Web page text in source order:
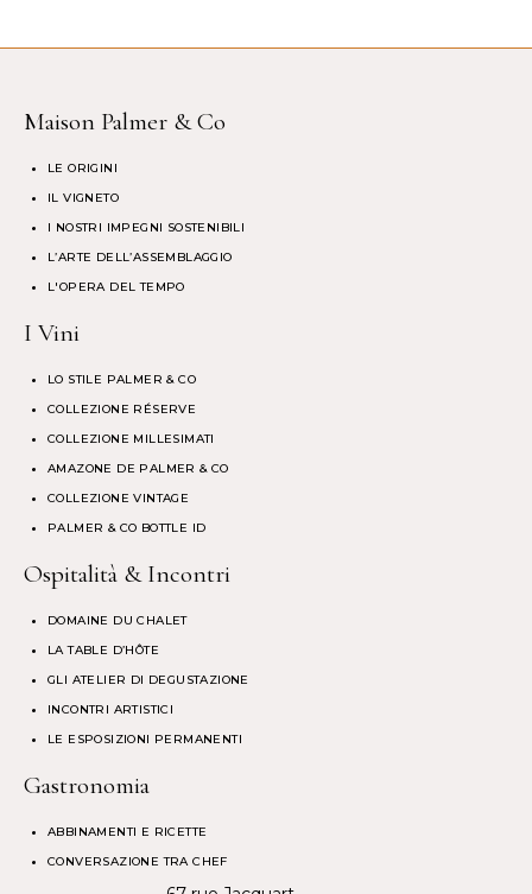
Maison Palmer & Co
LE ORIGINI
IL VIGNETO
I NOSTRI IMPEGNI SOSTENIBILI
L’ARTE DELL’ASSEMBLAGGIO
L'OPERA DEL TEMPO
I Vini
LO STILE PALMER & CO
COLLEZIONE RÉSERVE
COLLEZIONE MILLESIMATI
AMAZONE DE PALMER & CO
COLLEZIONE VINTAGE
PALMER & CO BOTTLE ID
Ospitalità & Incontri
DOMAINE DU CHALET
LA TABLE D’HÔTE
GLI ATELIER DI DEGUSTAZIONE
INCONTRI ARTISTICI
LE ESPOSIZIONI PERMANENTI
Gastronomia
ABBINAMENTI E RICETTE
CONVERSAZIONE TRA CHEF